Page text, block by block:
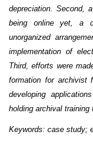
depreciation. Second,
being online yet, a
unorganized
implementation of
Third, efforts were
formation for archivist
developing
holding archival training
Keywords: case study;